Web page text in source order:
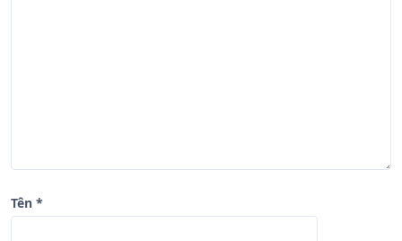
Tên *